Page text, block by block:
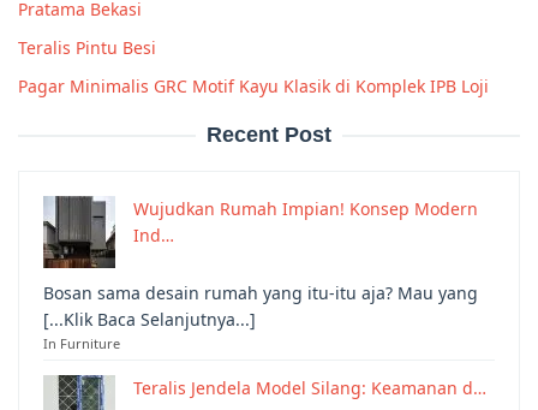
Pratama Bekasi
Teralis Pintu Besi
Pagar Minimalis GRC Motif Kayu Klasik di Komplek IPB Loji
Recent Post
Wujudkan Rumah Impian! Konsep Modern
Ind…
Bosan sama desain rumah yang itu-itu aja? Mau yang
[...Klik Baca Selanjutnya...]
In Furniture
Teralis Jendela Model Silang: Keamanan d…